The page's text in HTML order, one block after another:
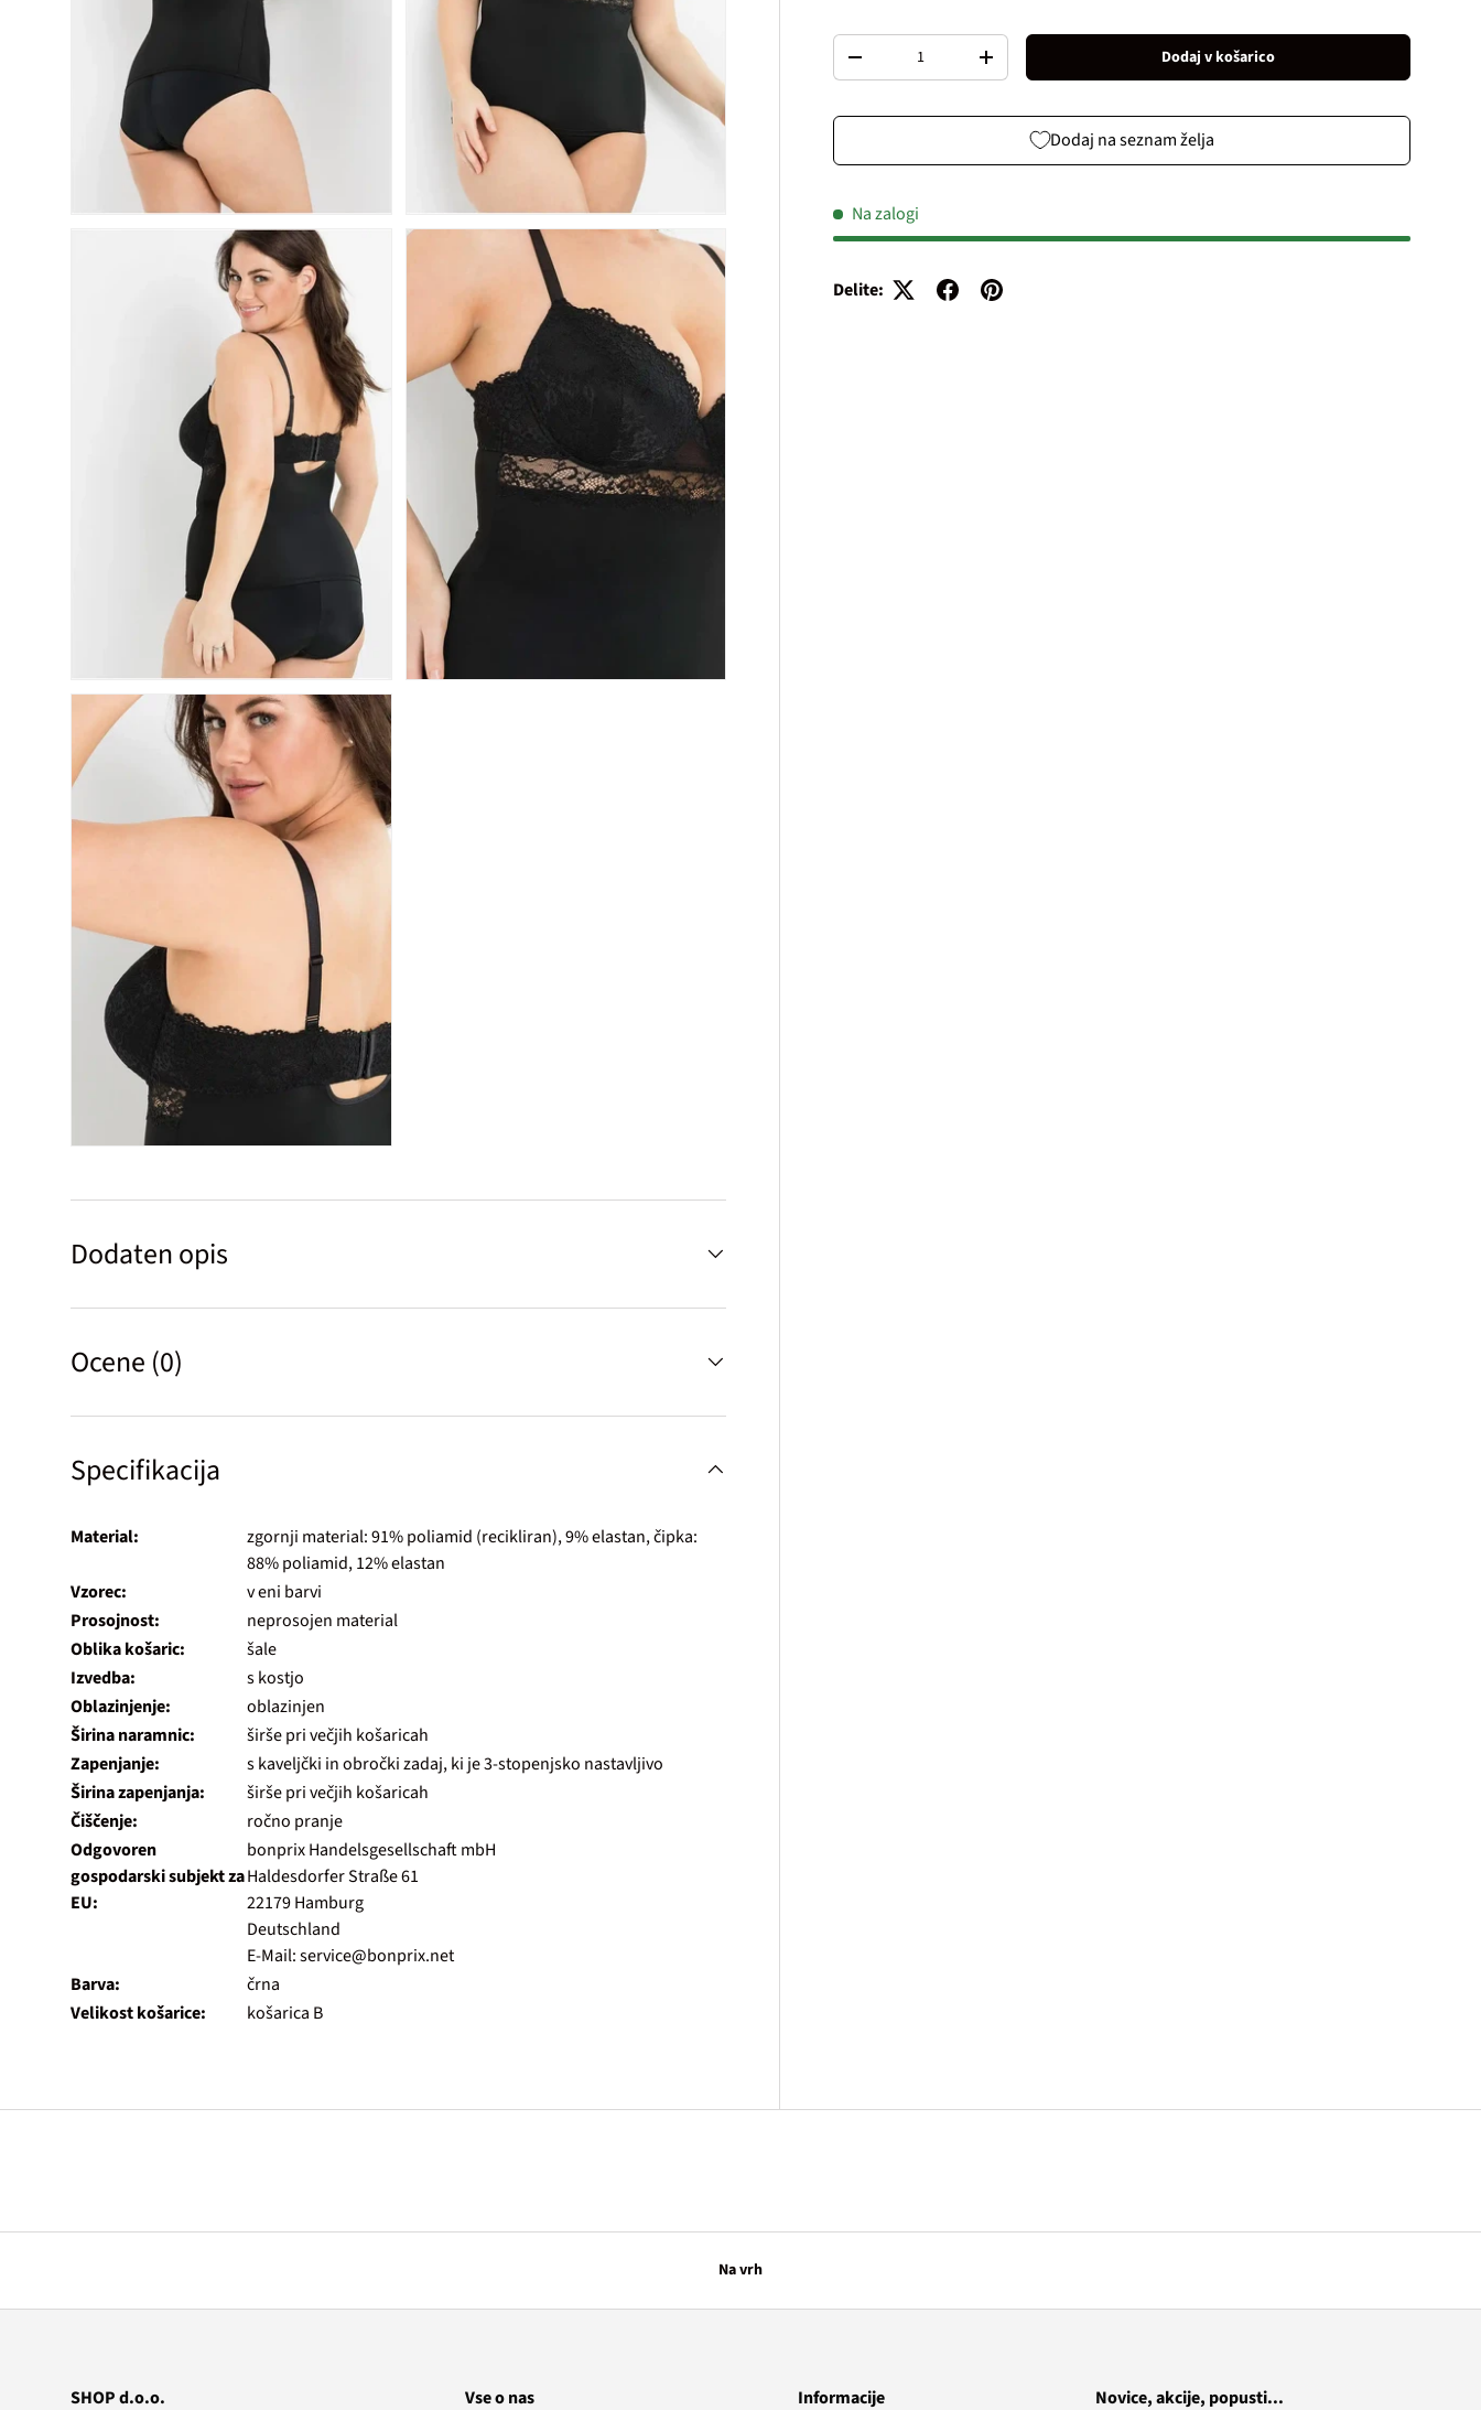
Količina
Decrease quantity
Increase quantity Dodaj v košarico
Dodaj na seznam želja
Na zalogi
Delite:
Dodaten opis
Ocene (0)
Specifikacija
Material:
zgornji material: 91% poliamid (recikliran), 9% elastan, čipka:
88% poliamid, 12% elastan
Vzorec:
v eni barvi
Prosojnost:
neprosojen material
Oblika košaric:
šale
Izvedba:
s kostjo
Oblazinjenje:
oblazinjen
Širina naramnic:
širše pri večjih košaricah
Zapenjanje:
s kaveljčki in obročki zadaj, ki je 3-stopenjsko nastavljivo
Širina zapenjanja:
širše pri večjih košaricah
Čiščenje:
ročno pranje
Odgovoren
gospodarski subjekt za
EU:
bonprix Handelsgesellschaft mbH
Haldesdorfer Straße 61
22179 Hamburg
Deutschland
E-Mail: service@bonprix.net
Barva:
črna
Velikost košarice:
košarica B
Na vrh
SHOP d.o.o. Vse o nas Informacije Novice, akcije, popusti...